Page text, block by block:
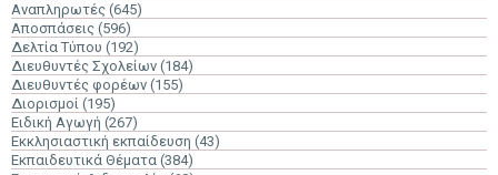
Αναπληρωτές (645)
Αποσπάσεις (596)
Δελτία Τύπου (192)
Διευθυντές Σχολείων (184)
Διευθυντές φορέων (155)
Διορισμοί (195)
Ειδική Αγωγή (267)
Εκκλησιαστική εκπαίδευση (43)
Εκπαιδευτικά Θέματα (384)